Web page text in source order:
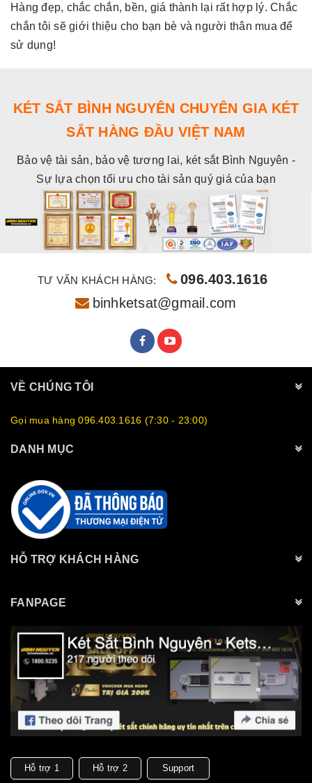
Hàng đẹp, chắc chắn, bền, giá thành lại rất hợp lý. Chắc
chắn tôi sẽ giới thiệu cho bạn bè và người thân mua để
sử dụng!
KÉT SẮT BÌNH NGUYÊN CHUYÊN GIA KÉT
SẮT HÀNG ĐẦU VIỆT NAM
Bảo vệ tài sản, bảo vệ tương lai, két sắt Bình Nguyên -
Sự lựa chọn tối ưu cho tài sản quý giá của bạn
TƯ VẤN KHÁCH HÀNG:
096.403.1616
binhketsat@gmail.com
VỀ CHÚNG TÔI
Gọi mua hàng 096.403.1616 (7:30 - 23:00)
DANH MỤC
HỖ TRỢ KHÁCH HÀNG
FANPAGE
Hỗ trợ 1 Hỗ trợ 2 Support